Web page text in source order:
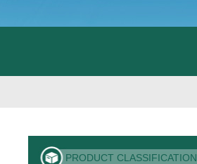
PRODUCT CLASSIFICATION